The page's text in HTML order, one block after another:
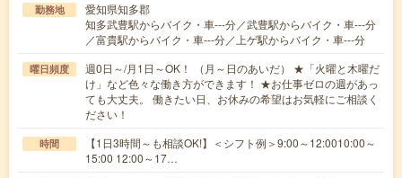
勤務地
愛知県知多郡
知多武豊駅からバイク・車---分／武豊駅からバイク・車---分
／富貴駅からバイク・車---分／上ゲ駅からバイク・車---分
曜日頻度
週0日～/月1日～OK！ （月～日のあいだ） ★「火曜と木曜だ
け」など色々な働き方ができます！ ★お仕事ゼロの週があっ
ても大丈夫。 働きたい日、お休みの希望はお気軽にご相談く
ださい！
時間
【1日3時間～も相談OK!】＜シフト例＞9:00～12:0010:00～
15:00 12:00～17…